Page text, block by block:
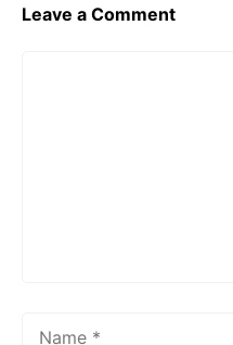
k
Leave a Comment